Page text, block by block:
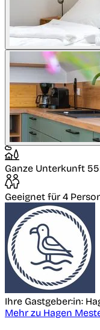
Ganze Unterkunft
Geeignet für 4
Ihre Gastgeber:in:
Mehr zu Hagen